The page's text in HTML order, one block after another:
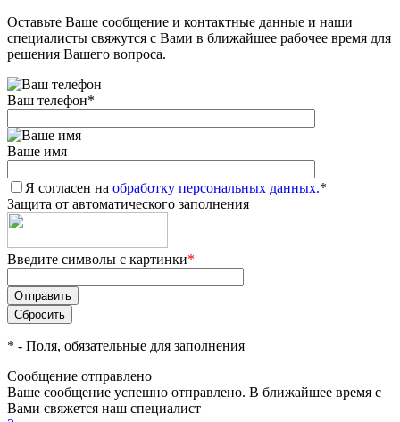
Оставьте Ваше сообщение и контактные данные и наши
специалисты свяжутся с Вами в ближайшее рабочее время для
решения Вашего вопроса.
Ваш телефон*
Ваше имя
Я согласен на обработку персональных данных.*
Защита от автоматического заполнения
Введите символы с картинки*
* - Поля, обязательные для заполнения
Сообщение отправлено
Ваше сообщение успешно отправлено. В ближайшее время с
Вами свяжется наш специалист